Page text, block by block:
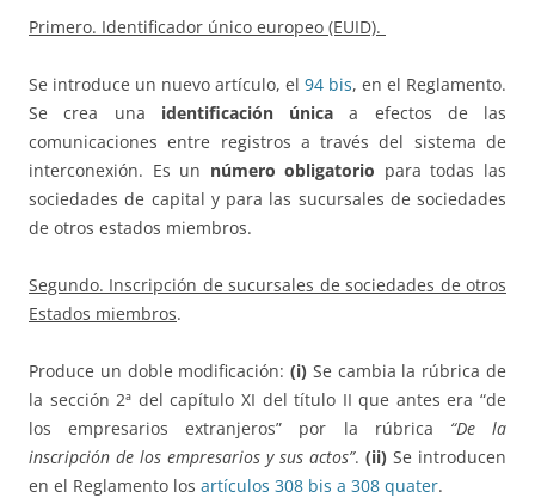
Primero. Identificador único europeo (EUID).
Se introduce un nuevo artículo, el 94 bis, en el Reglamento.
Se crea una identificación única a efectos de las
comunicaciones entre registros a través del sistema de
interconexión. Es un número obligatorio para todas las
sociedades de capital y para las sucursales de sociedades
de otros estados miembros.
Segundo. Inscripción de sucursales de sociedades de otros
Estados miembros.
Produce un doble modificación: (i) Se cambia la rúbrica de
la sección 2ª del capítulo XI del título II que antes era “de
los empresarios extranjeros” por la rúbrica “De la
inscripción de los empresarios y sus actos”. (ii) Se introducen
en el Reglamento los artículos 308 bis a 308 quater.